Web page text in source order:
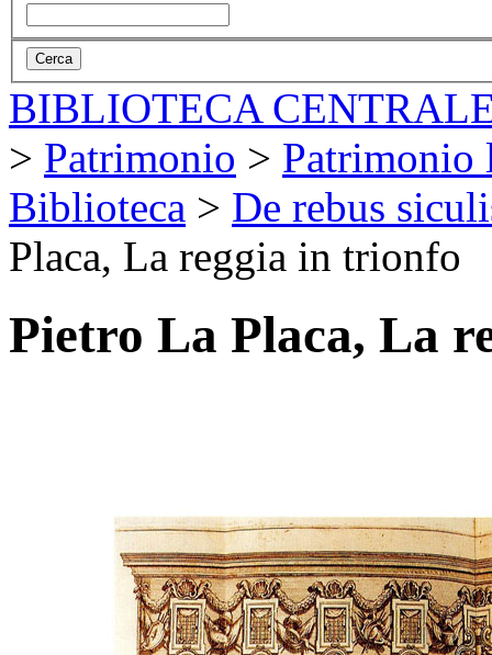
BIBLIOTECA
> Patrimonio > Patrimonio
Biblioteca > De rebus
Placa, La reggia in trionfo
Pietro La Placa, La